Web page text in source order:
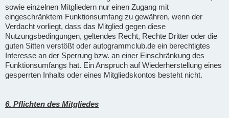
sowie einzelnen Mitgliedern nur einen Zugang mit
eingeschränktem Funktionsumfang zu gewähren, wenn der
Verdacht vorliegt, dass das Mitglied gegen diese
Nutzungsbedingungen, geltendes Recht, Rechte Dritter oder die
guten Sitten verstößt oder autogrammclub.de ein berechtigtes
Interesse an der Sperrung bzw. an einer Einschränkung des
Funktionsumfangs hat. Ein Anspruch auf Wiederherstellung eines
gesperrten Inhalts oder eines Mitgliedskontos besteht nicht.
6. Pflichten des Mitgliedes